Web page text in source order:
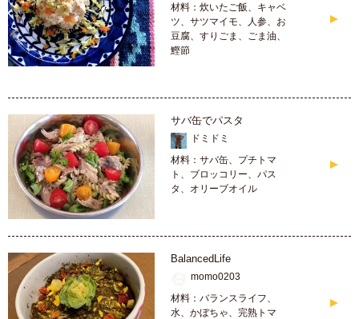
材料：炊いたご飯、キャベ
ツ、サツマイモ、人参、お
豆腐、すりごま、ごま油、
鰹節
サバ缶でパスタ
ドミドミ
材料：サバ缶、プチトマ
ト、ブロッコリー、パス
タ、オリーブオイル
BalancedLife
momo0203
材料：バランスライフ、
水、かぼちゃ、完熟トマ